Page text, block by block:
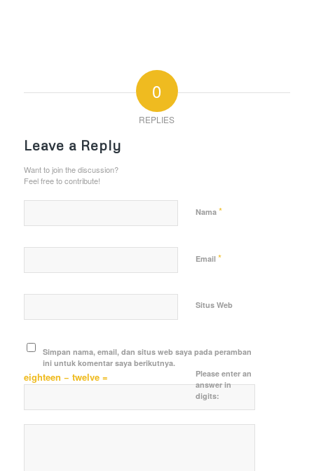
0
REPLIES
Leave a Reply
Want to join the discussion?
Feel free to contribute!
Nama *
Email *
Situs Web
Simpan nama, email, dan situs web saya pada peramban
ini untuk komentar saya berikutnya.
Please enter an
answer in
digits:
eighteen − twelve =